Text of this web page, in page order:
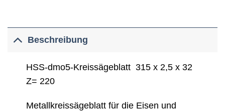
Beschreibung
HSS-dmo5-Kreissägeblatt 315 x 2,5 x 32
Z= 220
Metallkreissägeblatt für die Eisen und